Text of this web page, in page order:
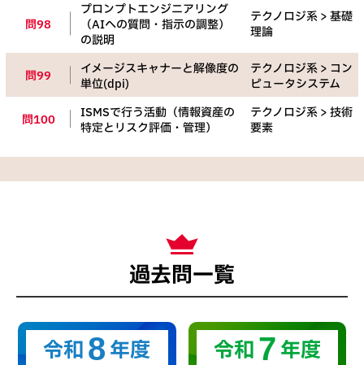
問98
プロンプトエンジニアリング
（AIへの質問・指示の調整）
の説明
テクノロジ系 > 基礎
理論
問99
イメージスキャナーと解像度の
単位(dpi)
テクノロジ系 > コン
ピュータシステム
問100
ISMSで行う活動（情報資産の
特定とリスク評価・管理）
テクノロジ系 > 技術
要素
過去問一覧
令和8年度 令和7年度